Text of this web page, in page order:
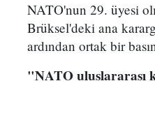
NATO'nun 29. üyesi
Brüksel'deki ana
ardından ortak bir
"NATO uluslararası